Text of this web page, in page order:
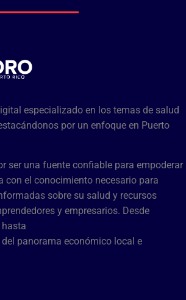
especializado en los temas de salud
por un enfoque en Puerto
ser una fuente confiable para empoderar
con el conocimiento necesario para
sobre su salud y recursos
y empresarios. Desde
panorama económico local e